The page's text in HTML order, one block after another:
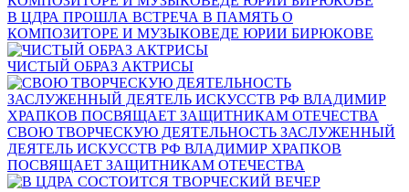
В ЦДРА ПРОШЛА ВСТРЕЧА В ПАМЯТЬ О
КОМПОЗИТОРЕ И МУЗЫКОВЕДЕ ЮРИИ БИРЮКОВЕ
ЧИСТЫЙ ОБРАЗ АКТРИСЫ
СВОЮ ТВОРЧЕСКУЮ ДЕЯТЕЛЬНОСТЬ ЗАСЛУЖЕННЫЙ
ДЕЯТЕЛЬ ИСКУССТВ РФ ВЛАДИМИР ХРАПКОВ
ПОСВЯЩАЕТ ЗАЩИТНИКАМ ОТЕЧЕСТВА